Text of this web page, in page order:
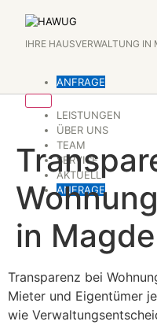
Inhalt
springenIHRE HAUSVERWALTUNG IN
ANFRAGE
LEISTUNGEN
ÜBER UNS
TEAM
SERVICE
AKTUELL
ANFRAGE
in
Transparenz bei
Mieter und Eigentümer
wie